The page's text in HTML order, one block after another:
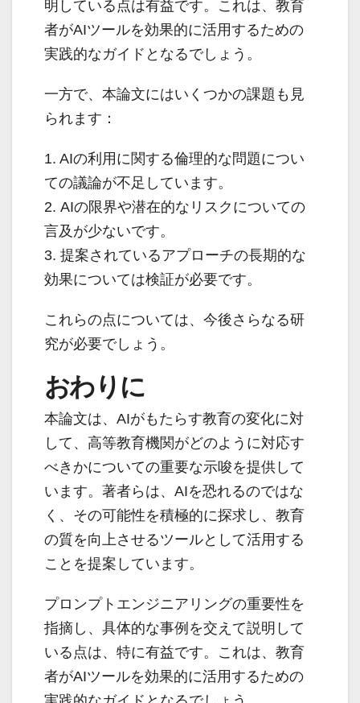
明している点は有益です。これは、教育
者がAIツールを効果的に活用するための
実践的なガイドとなるでしょう。
一方で、本論文にはいくつかの課題も見
られます：
1. AIの利用に関する倫理的な問題につい
ての議論が不足しています。
2. AIの限界や潜在的なリスクについての
言及が少ないです。
3. 提案されているアプローチの長期的な
効果については検証が必要です。
これらの点については、今後さらなる研
究が必要でしょう。
おわりに
本論文は、AIがもたらす教育の変化に対
して、高等教育機関がどのように対応す
べきかについての重要な示唆を提供して
います。著者らは、AIを恐れるのではな
く、その可能性を積極的に探求し、教育
の質を向上させるツールとして活用する
ことを提案しています。
プロンプトエンジニアリングの重要性を
指摘し、具体的な事例を交えて説明して
いる点は、特に有益です。これは、教育
者がAIツールを効果的に活用するための